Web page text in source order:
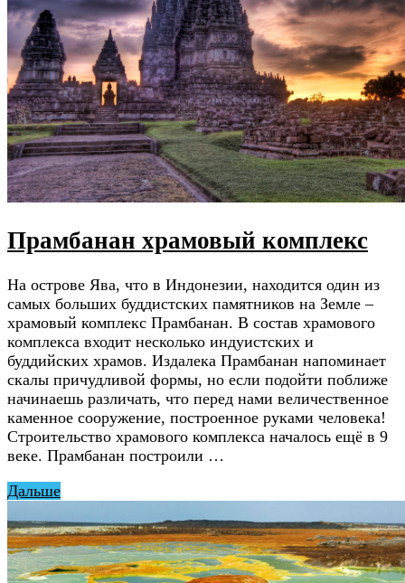
Прамбанан храмовый комплекс
На острове Ява, что в Индонезии, находится один из
самых больших буддистских памятников на Земле –
храмовый комплекс Прамбанан. В состав храмового
комплекса входит несколько индуистских и
буддийских храмов. Издалека Прамбанан напоминает
скалы причудливой формы, но если подойти поближе
начинаешь различать, что перед нами величественное
каменное сооружение, построенное руками человека!
Строительство храмового комплекса началось ещё в 9
веке. Прамбанан построили …
Дальше